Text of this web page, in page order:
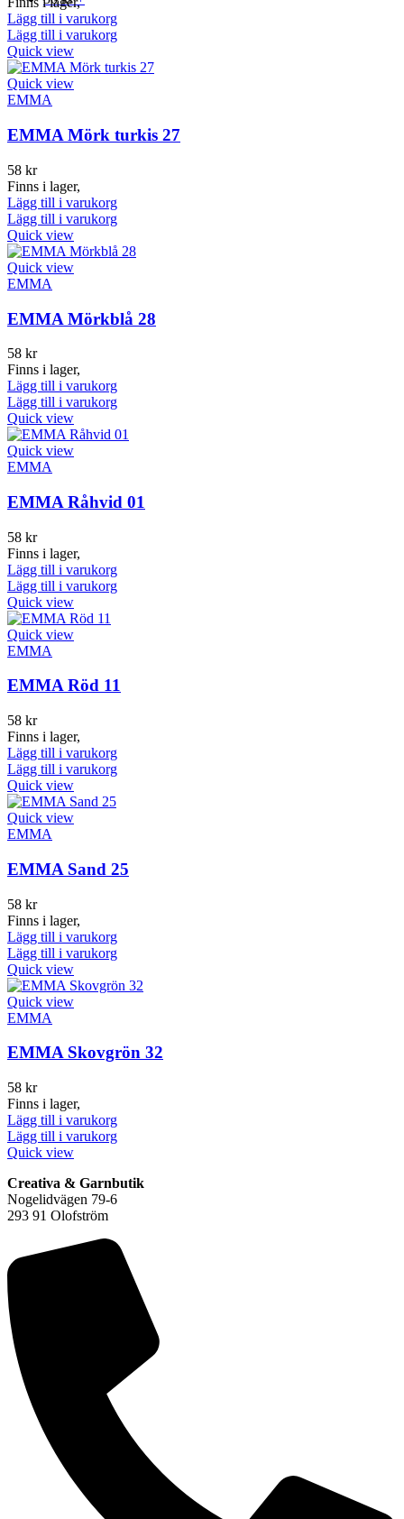
Lägg till i varukorg
Lägg till i varukorg
Quick view
Quick view
EMMA
EMMA Mörk turkis 27
58 kr
Finns i lager,
Lägg till i varukorg
Lägg till i varukorg
Quick view
Quick view
EMMA
EMMA Mörkblå 28
58 kr
Finns i lager,
Lägg till i varukorg
Lägg till i varukorg
Quick view
Quick view
EMMA
EMMA Råhvid 01
58 kr
Finns i lager,
Lägg till i varukorg
Lägg till i varukorg
Quick view
Quick view
EMMA
EMMA Röd 11
58 kr
Finns i lager,
Lägg till i varukorg
Lägg till i varukorg
Quick view
Quick view
EMMA
EMMA Sand 25
58 kr
Finns i lager,
Lägg till i varukorg
Lägg till i varukorg
Quick view
Quick view
EMMA
EMMA Skovgrön 32
58 kr
Finns i lager,
Lägg till i varukorg
Lägg till i varukorg
Quick view
Creativa & Garnbutik
Nogelidvägen 79-6
293 91 Olofström